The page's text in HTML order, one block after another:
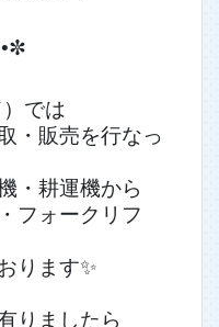
では
・販売を行なっ
・耕運機から
フォークリフ
ります✨
りましたら